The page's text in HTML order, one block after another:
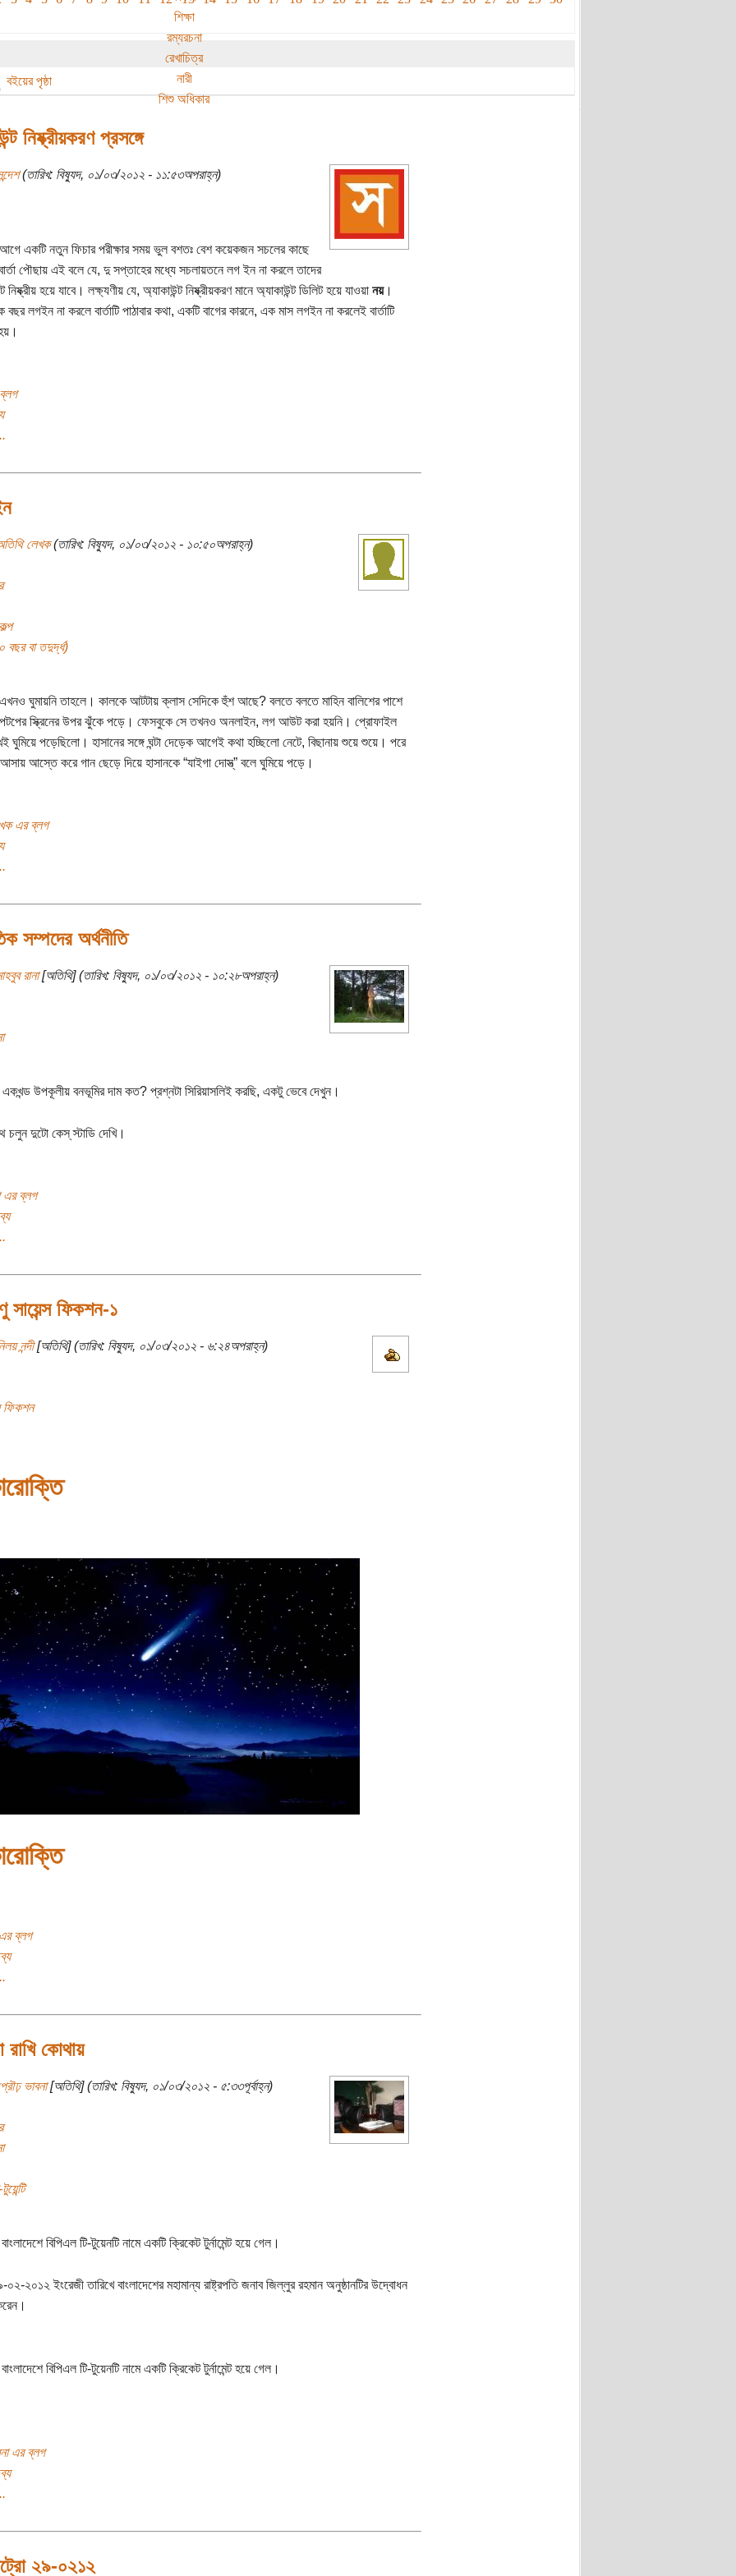
শিক্ষা
রম্যরচনা
রেখাচিত্র
নারী
শিশু অধিকার
বইয়ের পৃষ্ঠা
নিষ্ক্রীয়করণ প্রসঙ্গে
(তারিখ: বিষ্যুদ, ০১/০৩/২০১২ - ১১:৫৩অপরাহ্ন)
একটি নতুন ফিচার পরীক্ষার সময় ভুল বশতঃ বেশ কয়েকজন সচলের কাছে
পৌছায় এই বলে যে, দু সপ্তাহের মধ্যে সচলায়তনে লগ ইন না করলে তাদের
নিষ্ক্রীয় হয়ে যাবে। লক্ষ্যণীয় যে, অ্যাকাউন্ট নিষ্ক্রীয়করণ মানে অ্যাকাউন্ট ডিলিট হয়ে যাওয়া নয়।
লগইন না করলে বার্তাটি পাঠাবার কথা, একটি বাগের কারনে, এক মাস লগইন না করলেই বার্তাটি
লেখক(তারিখ: বিষ্যুদ, ০১/০৩/২০১২ - ১০:৫০অপরাহ্ন)
বছর বা তদুর্দ্ধ)
এখনও ঘুমায়নি তাহলে। কালকে আটটায় ক্লাস সেদিকে হুঁশ আছে? বলতে বলতে মাহিন বালিশের পাশে
স্ক্রিনের উপর ঝুঁকে পড়ে। ফেসবুকে সে তখনও অনলাইন, লগ আউট করা হয়নি। প্রোফাইল
ঘুমিয়ে পড়েছিলো। হাসানের সঙ্গে ঘন্টা দেড়েক আগেই কথা হচ্ছিলো নেটে, বিছানায় শুয়ে শুয়ে। পরে
আস্তে করে গান ছেড়ে দিয়ে হাসানকে “যাইগা দোস্ত্‌” বলে ঘুমিয়ে পড়ে।
এর ব্লগ
সম্পদের অর্থনীতি
রানা[অতিথি] (তারিখ: বিষ্যুদ, ০১/০৩/২০১২ - ১০:২৮অপরাহ্ন)
উপকূলীয় বনভূমির দাম কত? প্রশ্নটা সিরিয়াসলিই করছি, একটু ভেবে দেখুন।
চলুন দুটো কেস্ স্টাডি দেখি।
এর ব্লগ
সায়েন্স ফিকশন-১
নন্দী[অতিথি] (তারিখ: বিষ্যুদ, ০১/০৩/২০১২ - ৬:২৪অপরাহ্ন)
ফিকশন
এর ব্লগ
রাখি কোথায়
ভাবনা[অতিথি] (তারিখ: বিষ্যুদ, ০১/০৩/২০১২ - ৫:৩৩পূর্বাহ্ন)
বিপিএল টি-টুয়েনটি নামে একটি ক্রিকেট টুর্নামেন্ট হয়ে গেল।
২০১২ ইংরেজী তারিখে বাংলাদেশের মহামান্য রাষ্ট্রপতি জনাব জিল্লুর রহমান অনুষ্ঠানটির উদ্বোধন
বিপিএল টি-টুয়েনটি নামে একটি ক্রিকেট টুর্নামেন্ট হয়ে গেল।
এর ব্লগ
২৯-০২১২